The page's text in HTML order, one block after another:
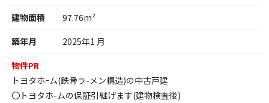
建物面積
97.76m²
築年月
2025年1 月
物件PR
トヨタホｰム(鉄骨ラ-メン構造)の中古戸建
〇トヨタホ-ムの保証引継げます(建物検査後)